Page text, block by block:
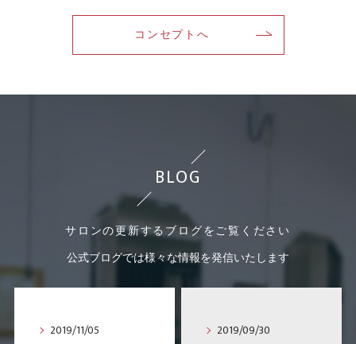
コンセプトへ
サロンの更新するブログをご覧ください
BLOG
公式ブログでは様々な情報を発信いたします
2019/11/05
2019/09/30